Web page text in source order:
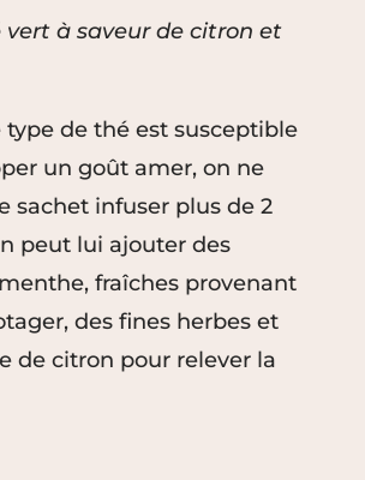
à saveur de citron et
type de thé est susceptible
un goût amer, on ne
sachet infuser plus de 2
peut lui ajouter des
fraîches provenant
des fines herbes et
de citron pour relever la